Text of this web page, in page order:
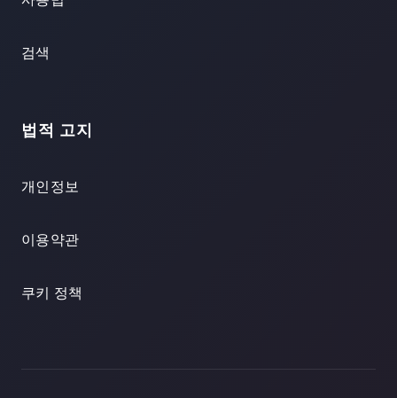
검색
법적 고지
개인정보
이용약관
쿠키 정책